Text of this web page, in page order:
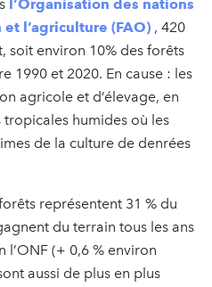
l’Organisation des nations
l’agriculture (FAO) , 420
soit environ 10% des forêts
1990 et 2020. En cause : les
agricole et d’élevage, en
humides où les
de la culture de denrées
représentent 31 % du
du terrain tous les ans
l’ONF (+ 0,6 % environ
aussi de plus en plus